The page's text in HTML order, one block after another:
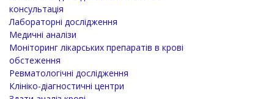
консультація
Лабораторні дослідження
Медичні аналізи
Моніторинг лікарських препаратів в крові
обстеження
Ревматологічні дослідження
Клініко-діагностичні центри